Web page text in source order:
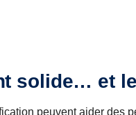
solide… et
peuvent aider des